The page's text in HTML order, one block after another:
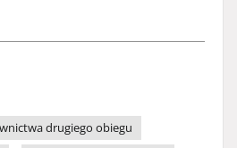
drugiego obiegu